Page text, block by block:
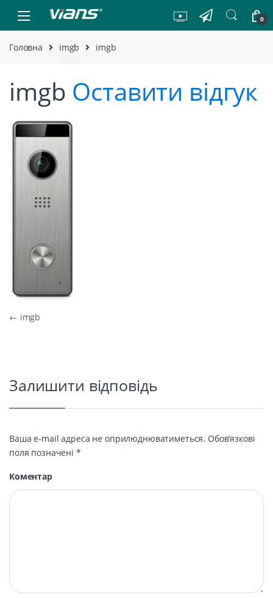
Skip to navigation
Skip to content
0
Головна imgb imgb
imgb Оставити відгук
Навігація записів
← imgb
Залишити відповідь
Ваша e-mail адреса не оприлюднюватиметься. Обов’язкові
поля позначені *
Коментар